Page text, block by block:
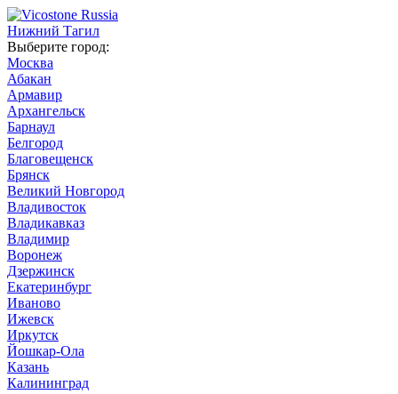
Нижний Тагил
Выберите город:
Москва
Абакан
Армавир
Архангельск
Барнаул
Белгород
Благовещенск
Брянск
Великий Новгород
Владивосток
Владикавказ
Владимир
Воронеж
Дзержинск
Екатеринбург
Иваново
Ижевск
Иркутск
Йошкар-Ола
Казань
Калининград